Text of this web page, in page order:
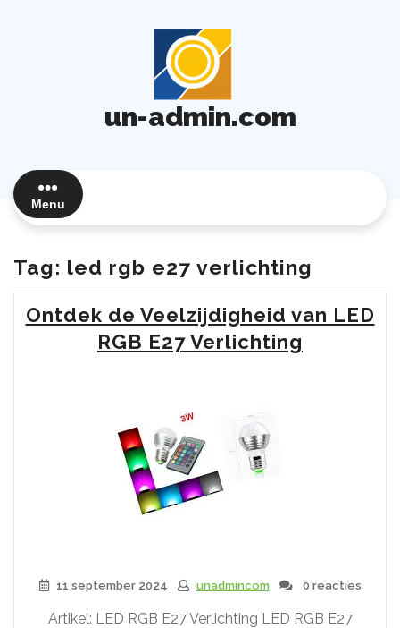
un-admin.com
Menu
Tag: led rgb e27 verlichting
Ontdek de Veelzijdigheid van LED
RGB E27 Verlichting
11 september 2024 unadmincom 0 reacties
Artikel: LED RGB E27 Verlichting LED RGB E27